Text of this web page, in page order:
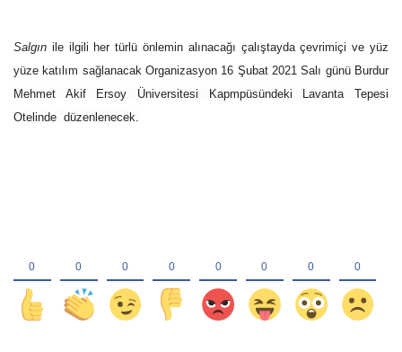
Salgın ile ilgili her türlü önlemin alınacağı çalıştaydaçevrimiçi veyüz
yüze katılım sağlanacak Organizasyon 16 Şubat 2021 Salı günü Burdur
Mehmet Akif Ersoy Üniversitesi Kapmpüsündeki Lavanta Tepesi
Otelinde düzenlenecek.